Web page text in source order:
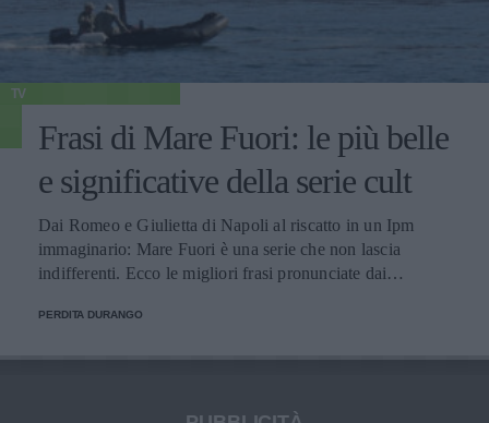
TV
Frasi di Mare Fuori: le più belle
e significative della serie cult
Dai Romeo e Giulietta di Napoli al riscatto in un Ipm
immaginario: Mare Fuori è una serie che non lascia
indifferenti. Ecco le migliori frasi pronunciate dai
PERDITA DURANGO